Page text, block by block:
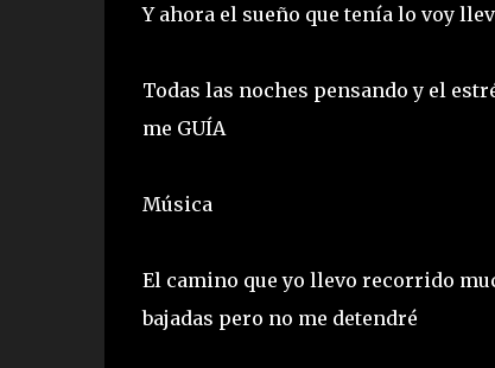
Y ahora el sueño que tenía lo voy
Todas las noches pensando y el
me GUÍA
Música
El camino que yo llevo recorrido
bajadas pero no me detendré